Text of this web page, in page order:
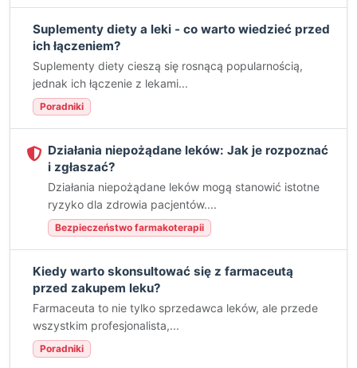
Suplementy diety a leki - co warto wiedzieć przed
ich łączeniem?
Suplementy diety cieszą się rosnącą popularnością,
jednak ich łączenie z lekami...
Poradniki
Działania niepożądane leków: Jak je rozpoznać
i zgłaszać?
Działania niepożądane leków mogą stanowić istotne
ryzyko dla zdrowia pacjentów....
Bezpieczeństwo farmakoterapii
Kiedy warto skonsultować się z farmaceutą
przed zakupem leku?
Farmaceuta to nie tylko sprzedawca leków, ale przede
wszystkim profesjonalista,...
Poradniki